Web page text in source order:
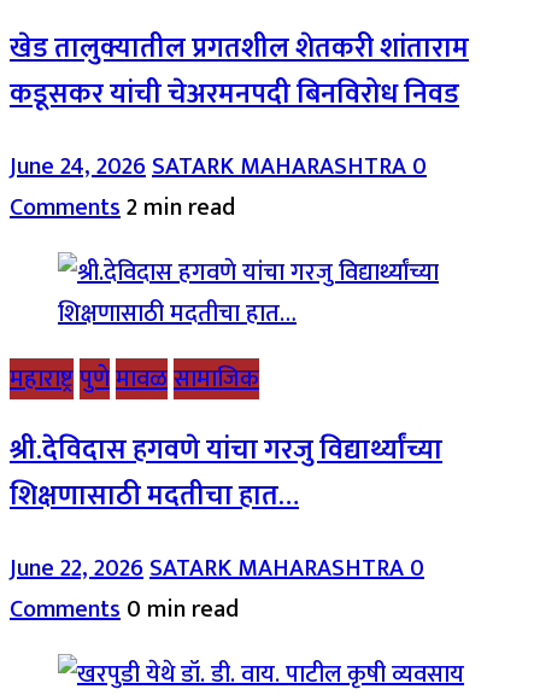
खेड तालुक्यातील प्रगतशील शेतकरी शांताराम
कडूसकर यांची चेअरमनपदी बिनविरोध निवड
June 24, 2026SATARK MAHARASHTRA0
Comments2 min read
महाराष्ट्रपुणेमावळसामाजिक
श्री.देविदास हगवणे यांचा गरजु विद्यार्थ्यांच्या
शिक्षणासाठी मदतीचा हात…
June 22, 2026SATARK MAHARASHTRA0
Comments0 min read